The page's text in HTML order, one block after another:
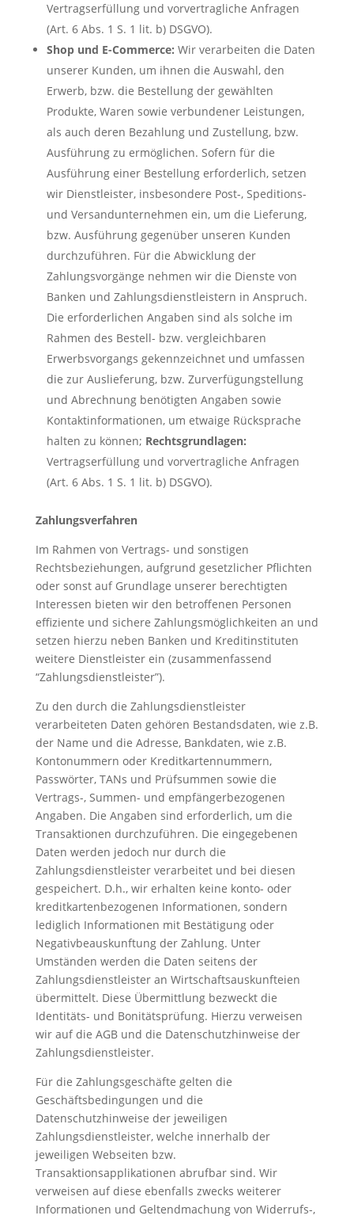
Vertragserfüllung und vorvertragliche Anfragen
(Art. 6 Abs. 1 S. 1 lit. b) DSGVO).
Shop und E-Commerce: Wir verarbeiten die Daten
unserer Kunden, um ihnen die Auswahl, den
Erwerb, bzw. die Bestellung der gewählten
Produkte, Waren sowie verbundener Leistungen,
als auch deren Bezahlung und Zustellung, bzw.
Ausführung zu ermöglichen. Sofern für die
Ausführung einer Bestellung erforderlich, setzen
wir Dienstleister, insbesondere Post-, Speditions-
und Versandunternehmen ein, um die Lieferung,
bzw. Ausführung gegenüber unseren Kunden
durchzuführen. Für die Abwicklung der
Zahlungsvorgänge nehmen wir die Dienste von
Banken und Zahlungsdienstleistern in Anspruch.
Die erforderlichen Angaben sind als solche im
Rahmen des Bestell- bzw. vergleichbaren
Erwerbsvorgangs gekennzeichnet und umfassen
die zur Auslieferung, bzw. Zurverfügungstellung
und Abrechnung benötigten Angaben sowie
Kontaktinformationen, um etwaige Rücksprache
halten zu können; Rechtsgrundlagen:
Vertragserfüllung und vorvertragliche Anfragen
(Art. 6 Abs. 1 S. 1 lit. b) DSGVO).
Zahlungsverfahren
Im Rahmen von Vertrags- und sonstigen
Rechtsbeziehungen, aufgrund gesetzlicher Pflichten
oder sonst auf Grundlage unserer berechtigten
Interessen bieten wir den betroffenen Personen
effiziente und sichere Zahlungsmöglichkeiten an und
setzen hierzu neben Banken und Kreditinstituten
weitere Dienstleister ein (zusammenfassend
“Zahlungsdienstleister”).
Zu den durch die Zahlungsdienstleister
verarbeiteten Daten gehören Bestandsdaten, wie z.B.
der Name und die Adresse, Bankdaten, wie z.B.
Kontonummern oder Kreditkartennummern,
Passwörter, TANs und Prüfsummen sowie die
Vertrags-, Summen- und empfängerbezogenen
Angaben. Die Angaben sind erforderlich, um die
Transaktionen durchzuführen. Die eingegebenen
Daten werden jedoch nur durch die
Zahlungsdienstleister verarbeitet und bei diesen
gespeichert. D.h., wir erhalten keine konto- oder
kreditkartenbezogenen Informationen, sondern
lediglich Informationen mit Bestätigung oder
Negativbeauskunftung der Zahlung. Unter
Umständen werden die Daten seitens der
Zahlungsdienstleister an Wirtschaftsauskunfteien
übermittelt. Diese Übermittlung bezweckt die
Identitäts- und Bonitätsprüfung. Hierzu verweisen
wir auf die AGB und die Datenschutzhinweise der
Zahlungsdienstleister.
Für die Zahlungsgeschäfte gelten die
Geschäftsbedingungen und die
Datenschutzhinweise der jeweiligen
Zahlungsdienstleister, welche innerhalb der
jeweiligen Webseiten bzw.
Transaktionsapplikationen abrufbar sind. Wir
verweisen auf diese ebenfalls zwecks weiterer
Informationen und Geltendmachung von Widerrufs-,